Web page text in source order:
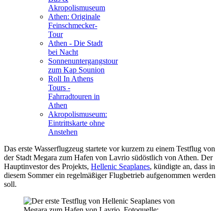
Akropolismuseum
Athen: Originale
Feinschmecker-
Tour
Athen - Die Stadt
bei Nacht
Sonnenuntergangstour
zum Kap Sounion
Roll In Athens
Tours -
Fahrradtouren in
Athen
Akropolismuseum:
Eintrittskarte ohne
Anstehen
Das erste Wasserflugzeug startete vor kurzem zu einem Testflug von
der Stadt Megara zum Hafen von Lavrio südöstlich von Athen. Der
Hauptinvestor des Projekts, Hellenic Seaplanes, kündigte an, dass in
diesem Sommer ein regelmäßiger Flugbetrieb aufgenommen werden
soll.